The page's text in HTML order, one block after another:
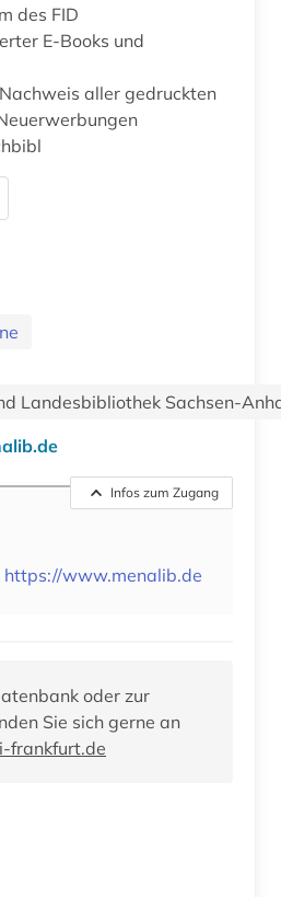
des FID
E-Books und
aller gedruckten
Landesbibliothek Sachsen-
Infos zum Zugang
https://www.menalib.de
oder zur
Sie sich gerne an
frankfurt.de